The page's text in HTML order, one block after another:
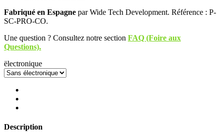
Fabriqué en Espagne par Wide Tech Development. Référence : P-
SC-PRO-CO.
Une question ? Consultez notre section FAQ (Foire aux
Questions).
ëlectronique
Description